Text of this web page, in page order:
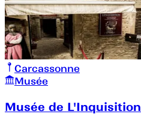
Carcassonne
Musée
Musée de L'Inquisition